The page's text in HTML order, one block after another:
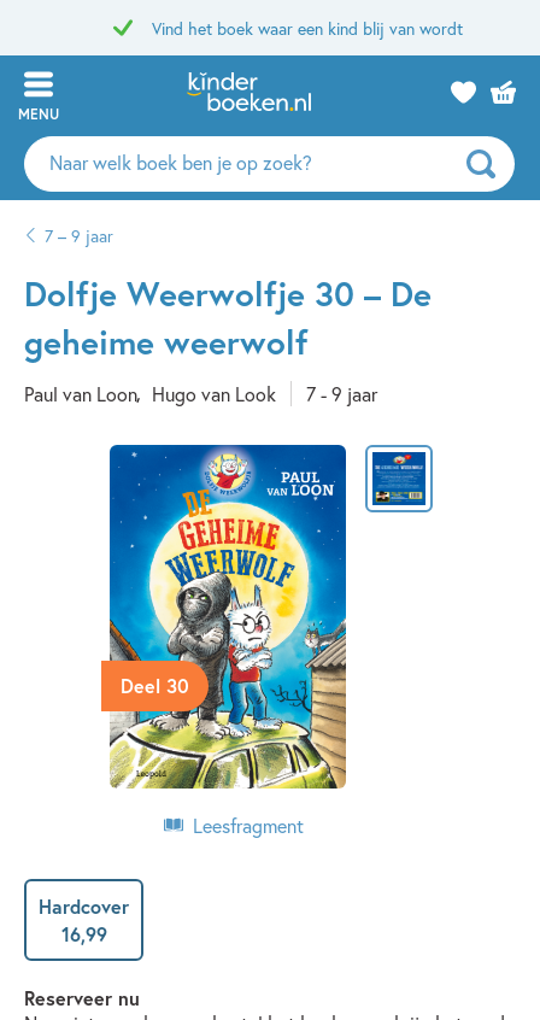
Vind het boek waar een kind blij van wordt
MENU
Zoeken
naar
auteurs
uitgevers
7 – 9 jaar
Dolfje Weerwolfje 30 – De
geheime weerwolf
Paul van Loon Hugo van Look 7 - 9 jaar
Deel 30
Leesfragment
Hardcover
16,99
Reserveer nu